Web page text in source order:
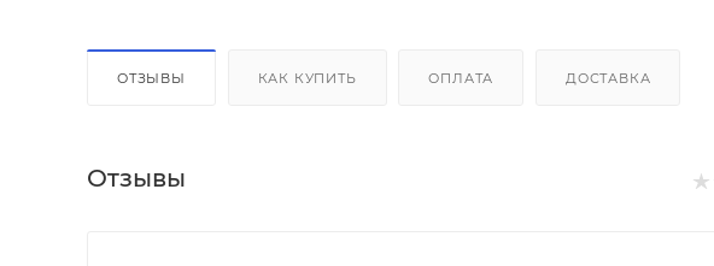
ОТЗЫВЫ КАК КУПИТЬ ОПЛАТА ДОСТАВКА
Отзывы